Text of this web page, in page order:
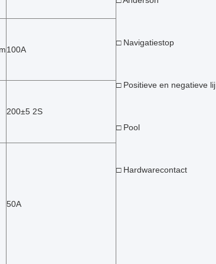
□ Navigatiestop
□ Positieve en negatieve
□ Pool
□ Hardwarecontact
100A
200±5 2S
50A